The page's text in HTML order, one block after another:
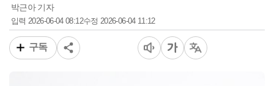
박근아 기자
입력 2026-06-04 08:12수정 2026-06-04 11:12
구독